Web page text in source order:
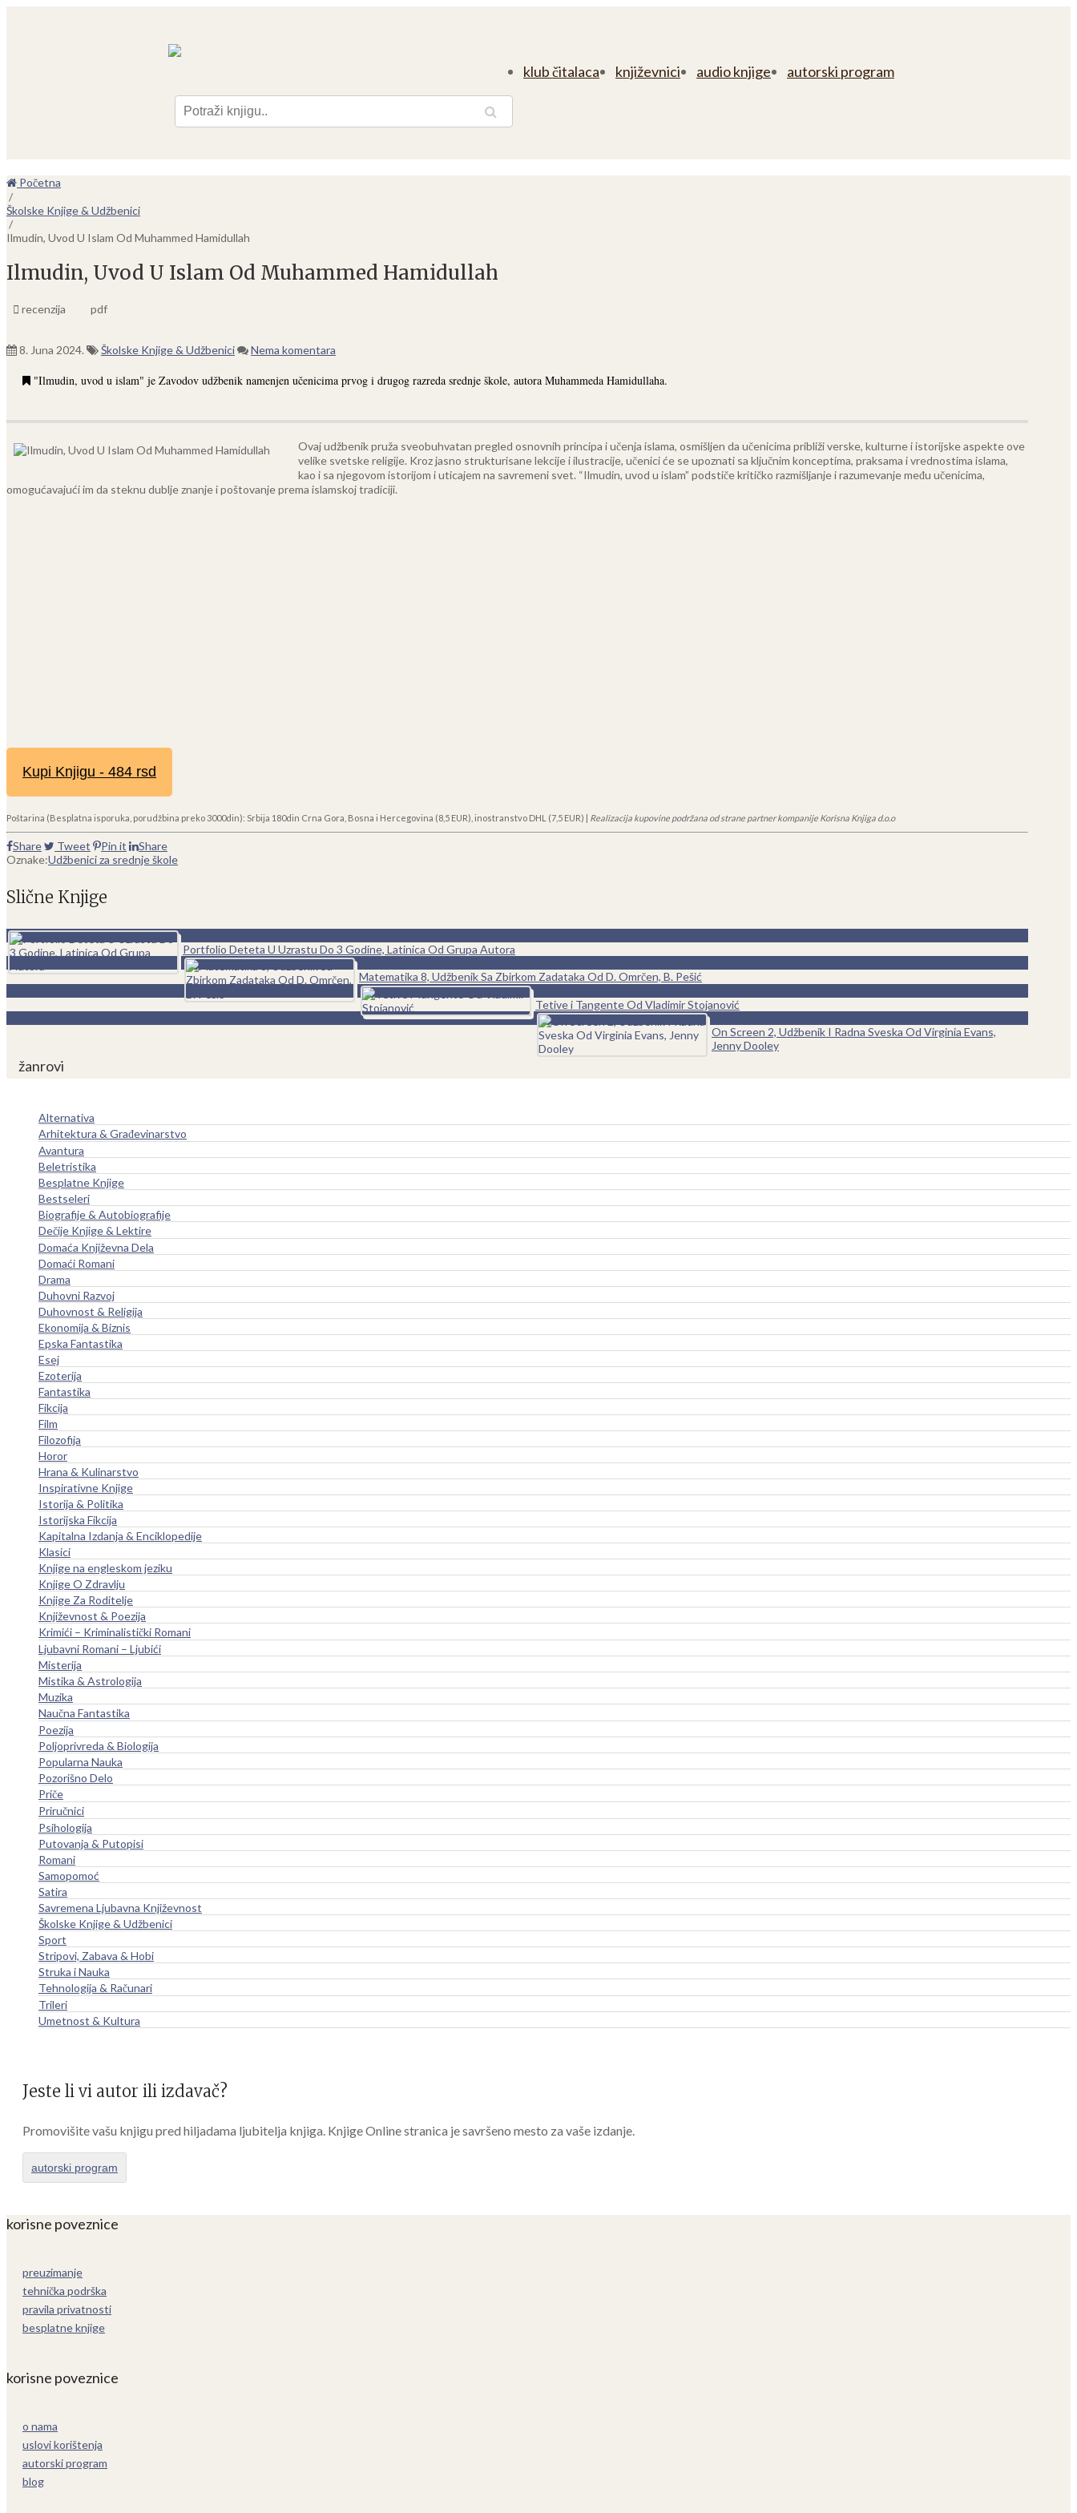
klub čitalaca književnici audio knjige autorski program
Početna
/
Školske Knjige & Udžbenici
/
Ilmudin, Uvod U Islam Od Muhammed Hamidullah
Ilmudin, Uvod U Islam Od Muhammed Hamidullah
recenzija pdf
8. Juna 2024. Školske Knjige & Udžbenici Nema komentara
"Ilmudin, uvod u islam" je Zavodov udžbenik namenjen učenicima prvog i drugog razreda srednje škole, autora Muhammeda Hamidullaha.
Ovaj udžbenik pruža sveobuhvatan pregled osnovnih principa i učenja islama, osmišljen da učenicima približi verske, kulturne i istorijske aspekte ove
velike svetske religije. Kroz jasno strukturisane lekcije i ilustracije, učenici će se upoznati sa ključnim konceptima, praksama i vrednostima islama,
kao i sa njegovom istorijom i uticajem na savremeni svet. “Ilmudin, uvod u islam” podstiče kritičko razmišljanje i razumevanje među učenicima,
omogućavajući im da steknu dublje znanje i poštovanje prema islamskoj tradiciji.
Kupi Knjigu - 484 rsd
Poštarina (Besplatna isporuka, porudžbina preko 3000din): Srbija 180din Crna Gora, Bosna i Hercegovina (8,5 EUR), inostranstvo DHL (7,5 EUR) | Realizacija kupovine podržana od strane partner kompanije Korisna Knjiga d.o.o
Share Tweet Pin it
Share
Oznake:Udžbenici za srednje škole
Slične Knjige
Portfolio Deteta U Uzrastu Do 3 Godine, Latinica Od Grupa Autora
Matematika 8, Udžbenik Sa Zbirkom Zadataka Od D. Omrčen, B. Pešić
Tetive i Tangente Od Vladimir Stojanović
On Screen 2, Udžbenik I Radna Sveska Od Virginia Evans,
Jenny Dooley
žanrovi
Alternativa
Arhitektura & Građevinarstvo
Avantura
Beletristika
Besplatne Knjige
Bestseleri
Biografije & Autobiografije
Dečije Knjige & Lektire
Domaća Književna Dela
Domaći Romani
Drama
Duhovni Razvoj
Duhovnost & Religija
Ekonomija & Biznis
Epska Fantastika
Esej
Ezoterija
Fantastika
Fikcija
Film
Filozofija
Horor
Hrana & Kulinarstvo
Inspirativne Knjige
Istorija & Politika
Istorijska Fikcija
Kapitalna Izdanja & Enciklopedije
Klasici
Knjige na engleskom jeziku
Knjige O Zdravlju
Knjige Za Roditelje
Književnost & Poezija
Krimići – Kriminalistički Romani
Ljubavni Romani – Ljubići
Misterija
Mistika & Astrologija
Muzika
Naučna Fantastika
Poezija
Poljoprivreda & Biologija
Popularna Nauka
Pozorišno Delo
Priče
Priručnici
Psihologija
Putovanja & Putopisi
Romani
Samopomoć
Satira
Savremena Ljubavna Književnost
Školske Knjige & Udžbenici
Sport
Stripovi, Zabava & Hobi
Struka i Nauka
Tehnologija & Računari
Trileri
Umetnost & Kultura
Jeste li vi autor ili izdavač?
Promovišite vašu knjigu pred hiljadama ljubitelja knjiga. Knjige Online stranica je savršeno mesto za vaše izdanje.
autorski program
korisne poveznice
preuzimanje
tehnička podrška
pravila privatnosti
besplatne knjige
korisne poveznice
o nama
uslovi korištenja
autorski program
blog